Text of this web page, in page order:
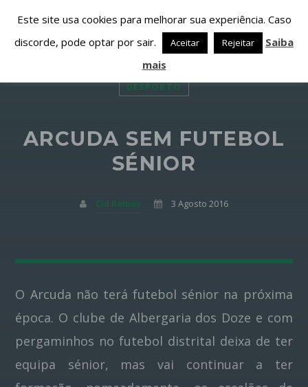
PESQUISAR NESTE WEBSITE:
PARTILHAR ESTA PÁGINA EM:
Twitter
Google+
Pinterest
DESPORTO
ARCUDA SEM FUTEBOL
SÉNIOR
Cid Ramos 3 Agosto 2016
O Arcuda não terá futebol sénior na próxima
época. O clube de Albergaria dos Doze e com
pergaminhos no futebol distrital deixa de ter
equipa sénior, mas vai continuar a ter
Este site usa cookies para melhorar sua experiência. Caso
discorde, pode optar por sair.
Aceitar Rejeitar
Saiba
mais